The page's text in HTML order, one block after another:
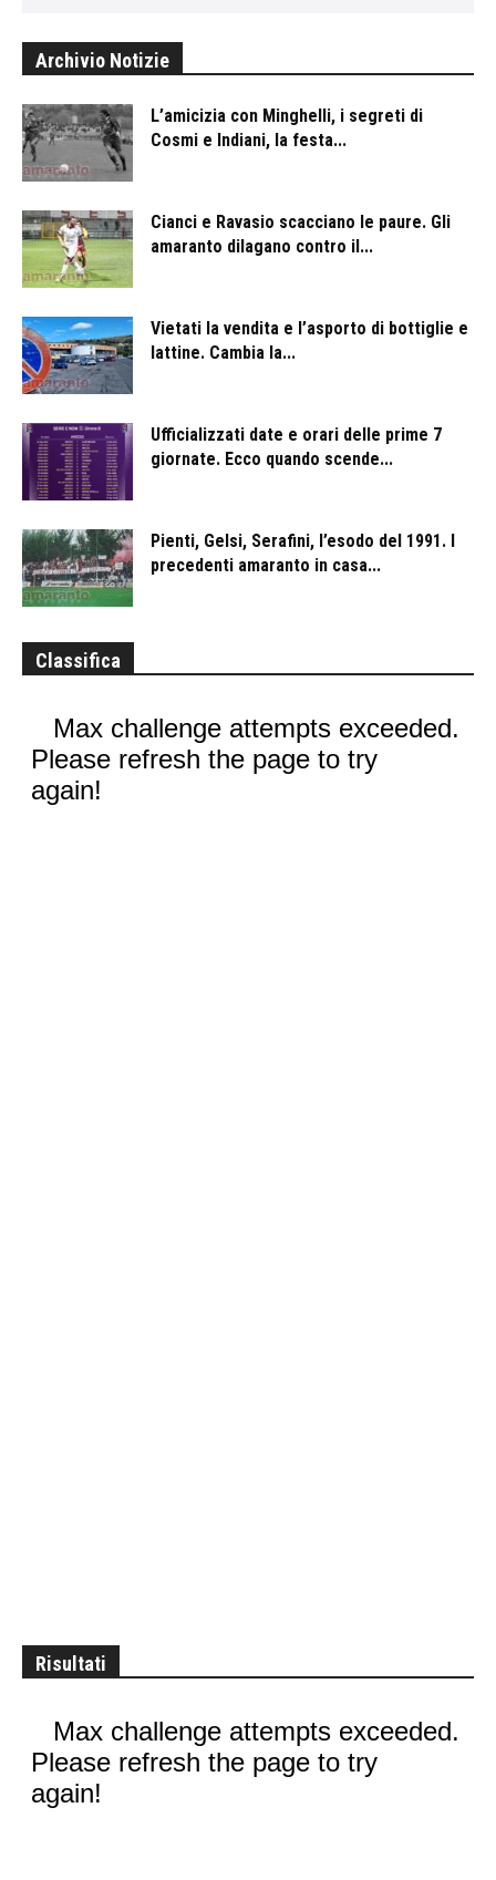
Archivio Notizie
L’amicizia con Minghelli, i segreti di
Cosmi e Indiani, la festa...
Cianci e Ravasio scacciano le paure. Gli
amaranto dilagano contro il...
Vietati la vendita e l’asporto di bottiglie e
lattine. Cambia la...
Ufficializzati date e orari delle prime 7
giornate. Ecco quando scende...
Pienti, Gelsi, Serafini, l’esodo del 1991. I
precedenti amaranto in casa...
Classifica
Risultati